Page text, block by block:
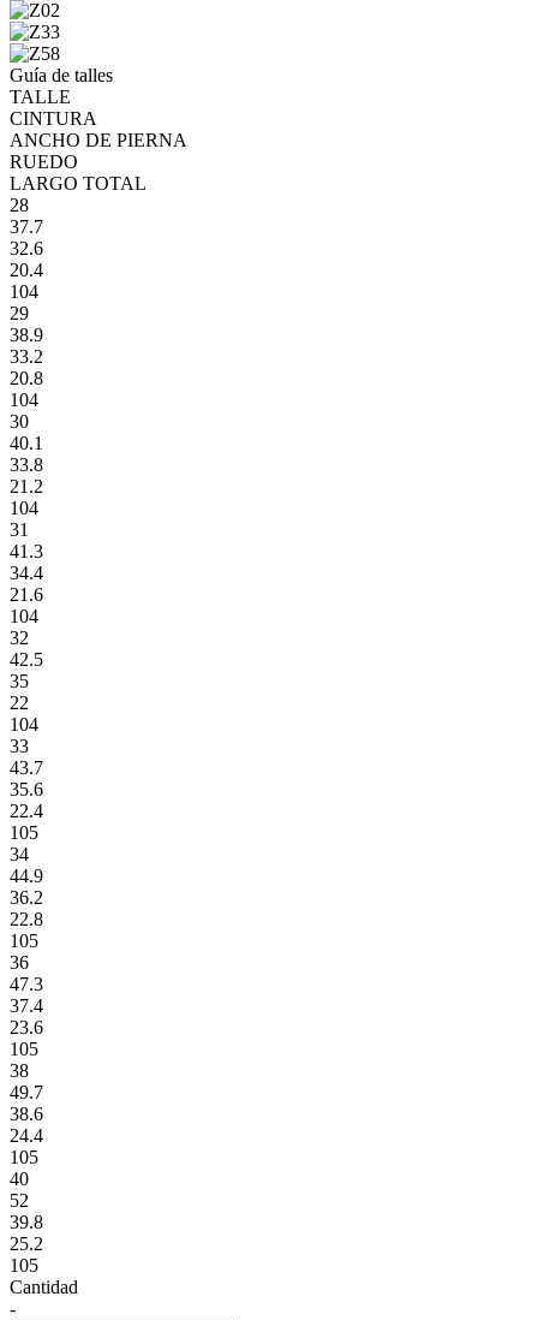
Guía de talles
TALLE
CINTURA
ANCHO DE PIERNA
RUEDO
LARGO TOTAL
28
37.7
32.6
20.4
104
29
38.9
33.2
20.8
104
30
40.1
33.8
21.2
104
31
41.3
34.4
21.6
104
32
42.5
35
22
104
33
43.7
35.6
22.4
105
34
44.9
36.2
22.8
105
36
47.3
37.4
23.6
105
38
49.7
38.6
24.4
105
40
52
39.8
25.2
105
Cantidad
-